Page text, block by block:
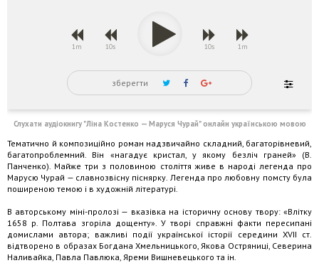
1m 10s 10s 1m
зберегти
Слухати аудіокнигу "Ліна Костенко — Маруся Чурай" онлайн українською мовою
Тематично й композиційно роман надзвичайно складний, багаторівневий,
багатопроблемний. Він «нагадує кристал, у якому безліч граней» (В.
Панченко). Майже три з половиною століття живе в народі легенда про
Марусю Чу­рай — славнозвісну піснярку. Легенда про любовну помсту була
поширеною темою і в художній літературі.
В авторському міні-пролозі — вказівка на історичну основу твору: «Влітку
1658 р. Полтава згоріла дощенту». У творі справжні факти пересипані
домис­лами автора; важливі події української історії середини XVII ст.
відтворено в образах Богдана Хмельницького, Якова Остряниці, Северина
Наливайка, Павла Павлюка, Яреми Вишневецького та ін.